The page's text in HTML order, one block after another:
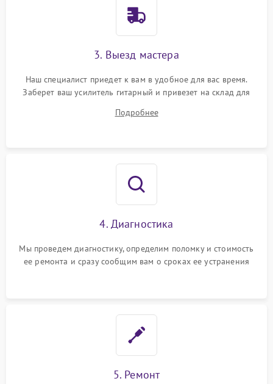
3. Выезд мастера
Наш специалист приедет к вам в удобное для вас время.
Заберет ваш усилитель гитарный и привезет на склад для
Подробнее
4. Диагностика
Мы проведем диагностику, определим поломку и стоимость
ее ремонта и сразу сообщим вам о сроках ее устранения
5. Ремонт